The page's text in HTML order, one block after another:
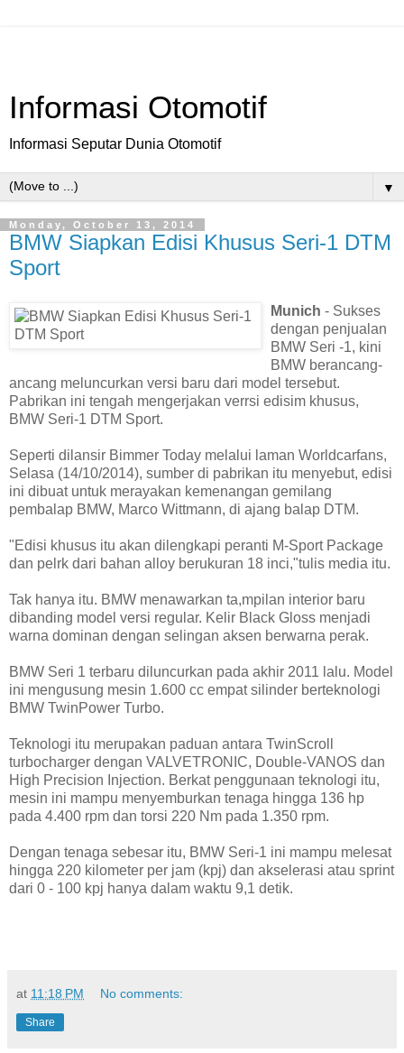
Informasi Otomotif
Informasi Seputar Dunia Otomotif
▼
Monday, October 13, 2014
BMW Siapkan Edisi Khusus Seri-1 DTM
Sport
Munich - Sukses
dengan penjualan
BMW Seri -1, kini
BMW berancang-
ancang meluncurkan versi baru dari model tersebut.
Pabrikan ini tengah mengerjakan verrsi edisim khusus,
BMW Seri-1 DTM Sport.
Seperti dilansir Bimmer Today melalui laman Worldcarfans,
Selasa (14/10/2014), sumber di pabrikan itu menyebut, edisi
ini dibuat untuk merayakan kemenangan gemilang
pembalap BMW, Marco Wittmann, di ajang balap DTM.
"Edisi khusus itu akan dilengkapi peranti M-Sport Package
dan pelrk dari bahan alloy berukuran 18 inci,"tulis media itu.
Tak hanya itu. BMW menawarkan ta,mpilan interior baru
dibanding model versi regular. Kelir Black Gloss menjadi
warna dominan dengan selingan aksen berwarna perak.
BMW Seri 1 terbaru diluncurkan pada akhir 2011 lalu. Model
ini mengusung mesin 1.600 cc empat silinder berteknologi
BMW TwinPower Turbo.
Teknologi itu merupakan paduan antara TwinScroll
turbocharger dengan VALVETRONIC, Double-VANOS dan
High Precision Injection. Berkat penggunaan teknologi itu,
mesin ini mampu menyemburkan tenaga hingga 136 hp
pada 4.400 rpm dan torsi 220 Nm pada 1.350 rpm.
Dengan tenaga sebesar itu, BMW Seri-1 ini mampu melesat
hingga 220 kilometer per jam (kpj) dan akselerasi atau sprint
dari 0 - 100 kpj hanya dalam waktu 9,1 detik.
at 11:18 PM No comments:
Share